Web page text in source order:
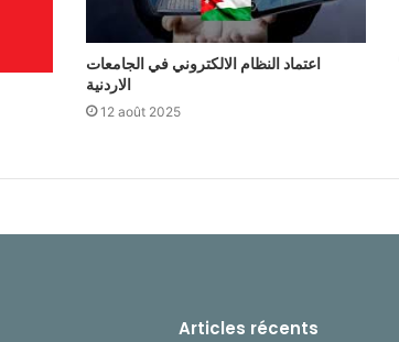
اعتماد النظام الالكتروني في الجامعات
الاردنية
12 août 2025
Articles récents